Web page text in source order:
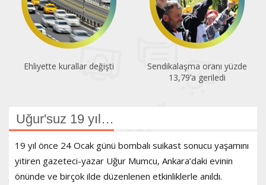
Ehliyette kurallar değişti
Sendikalaşma oranı yüzde
13,79’a geriledi
Uğur'suz 19 yıl…
19 yıl önce 24 Ocak günü bombalı suikast sonucu yaşamını
yitiren gazeteci-yazar Uğur Mumcu, Ankara’daki evinin
önünde ve birçok ilde düzenlenen etkinliklerle anıldı.